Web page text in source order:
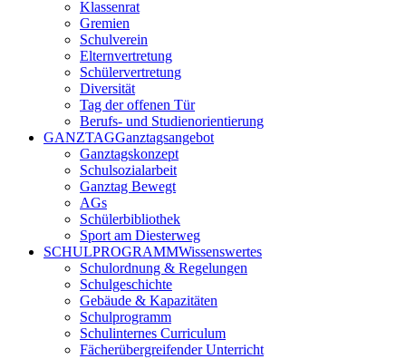
Klassenrat
Gremien
Schulverein
Elternvertretung
Schülervertretung
Diversität
Tag der offenen Tür
Berufs- und Studienorientierung
GANZTAGGanztagsangebot
Ganztagskonzept
Schulsozialarbeit
Ganztag Bewegt
AGs
Schülerbibliothek
Sport am Diesterweg
SCHULPROGRAMMWissenswertes
Schulordnung & Regelungen
Schulgeschichte
Gebäude & Kapazitäten
Schulprogramm
Schulinternes Curriculum
Fächerübergreifender Unterricht